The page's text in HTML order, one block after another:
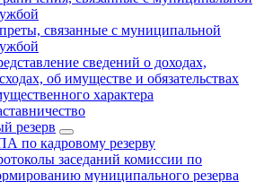
связанные с муниципальной
сведений о доходах,
об имуществе и обязательствах
характера
резерв
по кадровому резерву
заседаний комиссии по
муниципального резерва